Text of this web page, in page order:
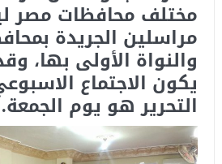
مختلف محافظات مصر
مراسلين الجريدة
والنواة الأولى بها،
يكون الاجتماع
التحرير هو يوم الجمعة.